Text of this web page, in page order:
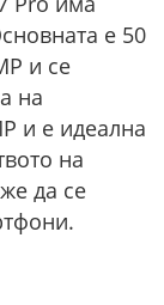
е 50
и се
на
и е идеална
на
да се